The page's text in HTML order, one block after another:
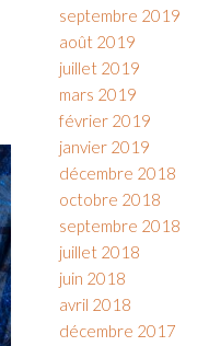
septembre 2019
août 2019
juillet 2019
mars 2019
février 2019
janvier 2019
décembre 2018
octobre 2018
septembre 2018
juillet 2018
juin 2018
avril 2018
décembre 2017